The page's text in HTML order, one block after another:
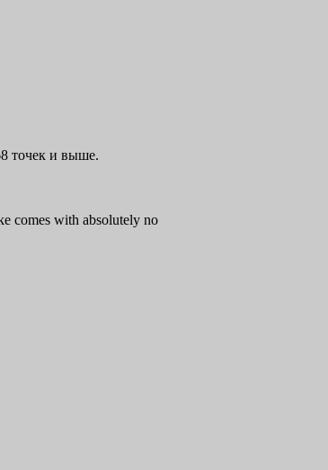
точек и выше.
comes with absolutely no